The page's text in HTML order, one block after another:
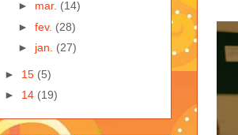
► mar. (14)
► fev. (28)
► jan. (27)
► 15 (5)
► 14 (19)